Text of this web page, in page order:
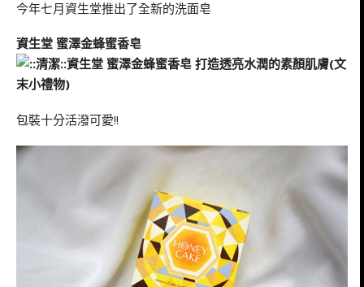
今年七月資生堂推出了全新的洗面皂
資生堂 蜜澤金蜂蜜香皂
包裝十分活潑可愛!!